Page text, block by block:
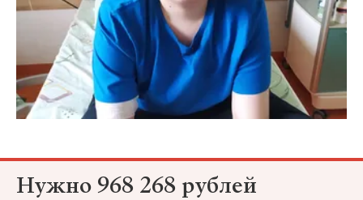
Нужно 968 268 рублей